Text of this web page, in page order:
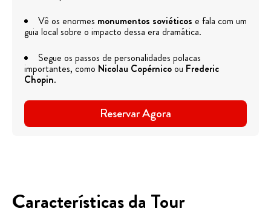
Vê os enormes monumentos soviéticos e fala com um
guia local sobre o impacto dessa era dramática.
Segue os passos de personalidades polacas
importantes, como Nicolau Copérnicoou Frederic
Chopin.
Reservar Agora
Características da Tour